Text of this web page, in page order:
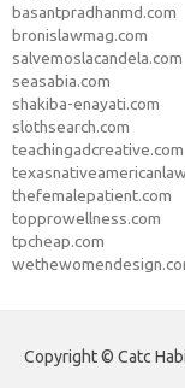
basantpradhanmd.com
bronislawmag.com
salvemoslacandela.com
seasabia.com
shakiba-enayati.com
slothsearch.com
teachingadcreative.com
thefemalepatient.com
topprowellness.com
tpcheap.com
Copyright © Catc